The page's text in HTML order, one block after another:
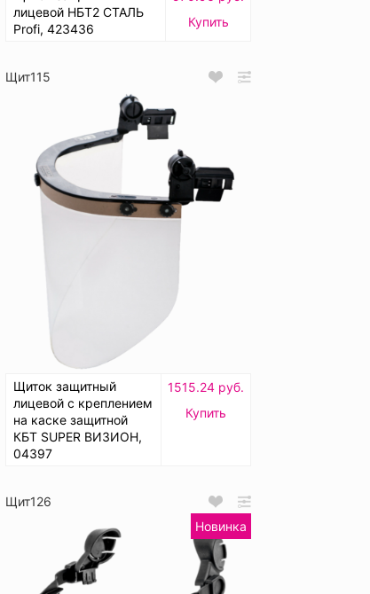
лицевой НБТ2 СТАЛЬ
Profi, 423436
Купить
Щит115
Щиток защитный
лицевой с креплением
на каске защитной
КБТ SUPER ВИЗИОН,
04397
1515.24 руб.
Купить
Щит126
Новинка